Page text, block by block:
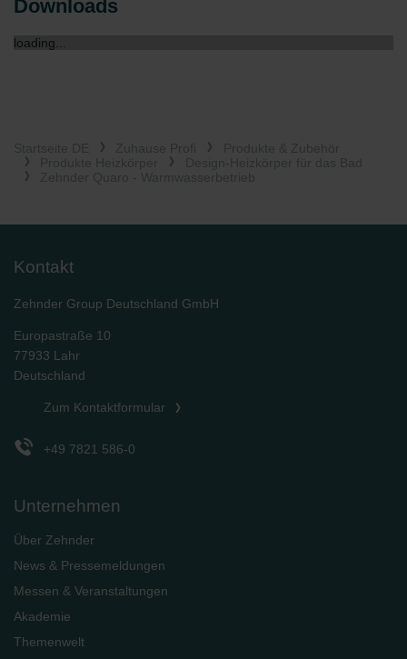
Downloads
loading...
Kontakt
Zehnder Group Deutschland GmbH
Europastraße 10
77933 Lahr
Deutschland
Zum Kontaktformular
+49 7821 586-0
Unternehmen
Über Zehnder
News & Pressemeldungen
Messen & Veranstaltungen
Akademie
Themenwelt